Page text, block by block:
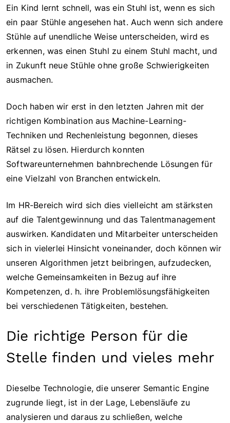
Ein Kind lernt schnell, was ein Stuhl ist, wenn es sich
ein paar Stühle angesehen hat. Auch wenn sich andere
Stühle auf unendliche Weise unterscheiden, wird es
erkennen, was einen Stuhl zu einem Stuhl macht, und
in Zukunft neue Stühle ohne große Schwierigkeiten
ausmachen.
Doch haben wir erst in den letzten Jahren mit der
richtigen Kombination aus Machine-Learning-
Techniken und Rechenleistung begonnen, dieses
Rätsel zu lösen. Hierdurch konnten
Softwareunternehmen bahnbrechende Lösungen für
eine Vielzahl von Branchen entwickeln.
Im HR-Bereich wird sich dies vielleicht am stärksten
auf die Talentgewinnung und das Talentmanagement
auswirken. Kandidaten und Mitarbeiter unterscheiden
sich in vielerlei Hinsicht voneinander, doch können wir
unseren Algorithmen jetzt beibringen, aufzudecken,
welche Gemeinsamkeiten in Bezug auf ihre
Kompetenzen, d. h. ihre Problemlösungsfähigkeiten
bei verschiedenen Tätigkeiten, bestehen.
Die richtige Person für die
Stelle finden und vieles mehr
Dieselbe Technologie, die unserer Semantic Engine
zugrunde liegt, ist in der Lage, Lebensläufe zu
analysieren und daraus zu schließen, welche